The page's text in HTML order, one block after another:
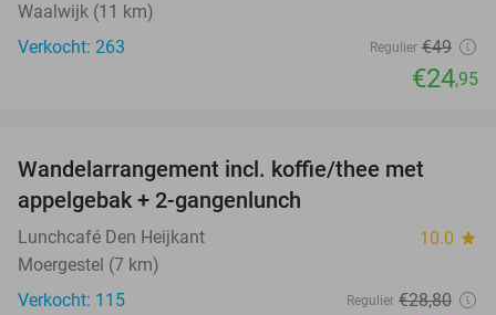
Waalwijk (11 km)
Verkocht: 263
Regulier €49
€24,95
Wandelarrangement incl. koffie/thee met
appelgebak + 2-gangenlunch
Lunchcafé Den Heijkant 10.0 star
Moergestel (7 km)
Verkocht: 115
Regulier €28,80